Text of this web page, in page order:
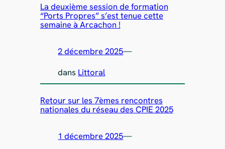
La deuxième session de formation
“Ports Propres” s’est tenue cette
semaine à Arcachon !
2 décembre 2025—
dans Littoral
Retour sur les 7èmes rencontres
nationales du réseau des CPIE 2025
1 décembre 2025—